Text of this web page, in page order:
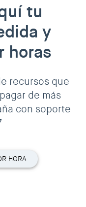
tu
y
horas
recursos que
de más
con soporte
HORA